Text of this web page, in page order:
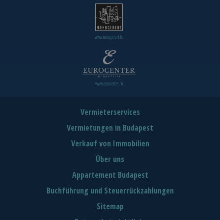
www.managerent.hu
www.eurocenter.hu
Vermieterservices
Vermietungen in Budapest
Verkauf von Immobilien
Über uns
Appartement Budapest
Buchführung und Steuerrückzahlungen
Sitemap